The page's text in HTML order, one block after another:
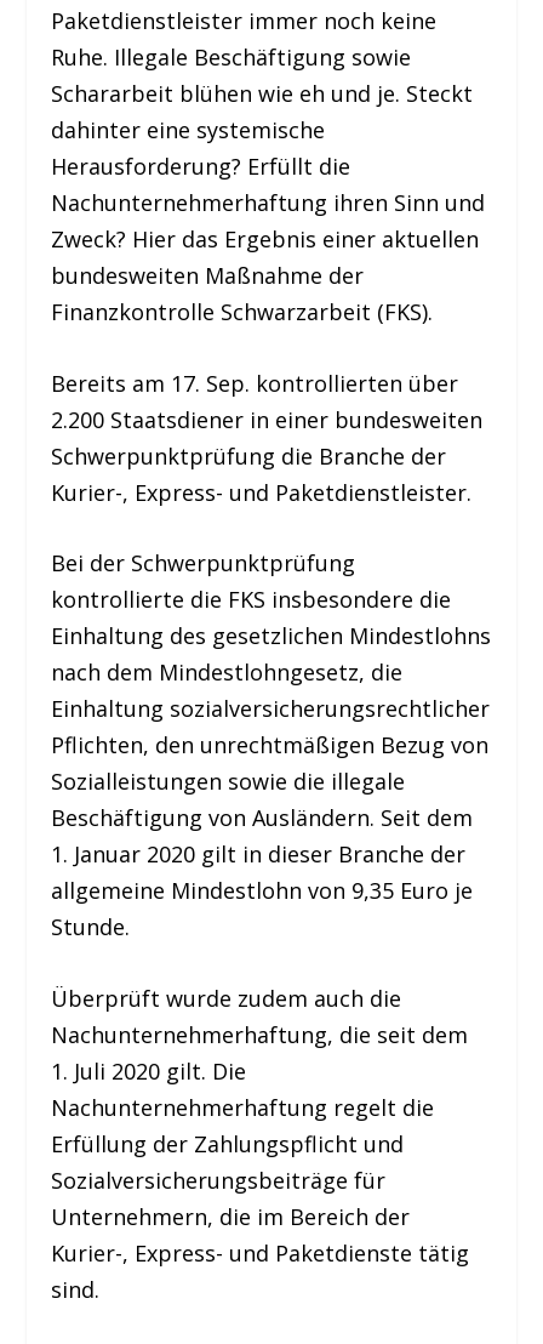
Paketdienstleister immer noch keine
Ruhe. Illegale Beschäftigung sowie
Schararbeit blühen wie eh und je. Steckt
dahinter eine systemische
Herausforderung? Erfüllt die
Nachunternehmerhaftung ihren Sinn und
Zweck? Hier das Ergebnis einer aktuellen
bundesweiten Maßnahme der
Finanzkontrolle Schwarzarbeit (FKS).
Bereits am 17. Sep. kontrollierten über
2.200 Staatsdiener in einer bundesweiten
Schwerpunktprüfung die Branche der
Kurier-, Express- und Paketdienstleister.
Bei der Schwerpunktprüfung
kontrollierte die FKS insbesondere die
Einhaltung des gesetzlichen Mindestlohns
nach dem Mindestlohngesetz, die
Einhaltung sozialversicherungsrechtlicher
Pflichten, den unrechtmäßigen Bezug von
Sozialleistungen sowie die illegale
Beschäftigung von Ausländern. Seit dem
1. Januar 2020 gilt in dieser Branche der
allgemeine Mindestlohn von 9,35 Euro je
Stunde.
Überprüft wurde zudem auch die
Nachunternehmerhaftung, die seit dem
1. Juli 2020 gilt. Die
Nachunternehmerhaftung regelt die
Erfüllung der Zahlungspflicht und
Sozialversicherungsbeiträge für
Unternehmern, die im Bereich der
Kurier-, Express- und Paketdienste tätig
sind.